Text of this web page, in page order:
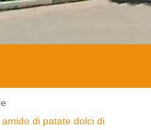
di patate dolci di